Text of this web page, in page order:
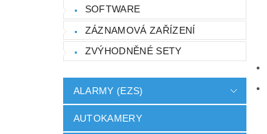
SOFTWARE
ZÁZNAMOVÁ ZAŘÍZENÍ
ZVÝHODNĚNÉ SETY
ALARMY (EZS)
AUTOKAMERY